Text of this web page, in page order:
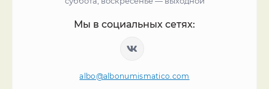
Мы в социальных сетях:
albo@albonumismatico.com